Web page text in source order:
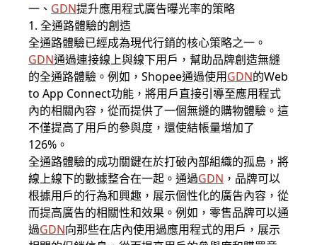
一、 GDN提升應用程式廣告曝光率的策略
1. 全通路體驗的創造
全通路體驗已經成為現代行銷的核心策略之一。
GDN通過連接線上與線下用戶，幫助品牌創造無縫
的全通路體驗。例如，Shopee通過使用GDN的Web
to App Connect功能，將用戶直接引導至應用程式
內的相關內容，從而提供了一個無縫的購物體驗。這
不僅提高了用戶的參與度，還使結帳量增加了
126%。
全通路體驗的成功關鍵在於打破內部組織的孤島，將
線上線下的數據整合在一起。通過GDN ，品牌可以
根據用戶的行為和興趣，展示個性化的廣告內容，從
而提高廣告的相關性和效果。例如，零售品牌可以通
過GDN向那些在店內使用過應用程式的用戶，展示